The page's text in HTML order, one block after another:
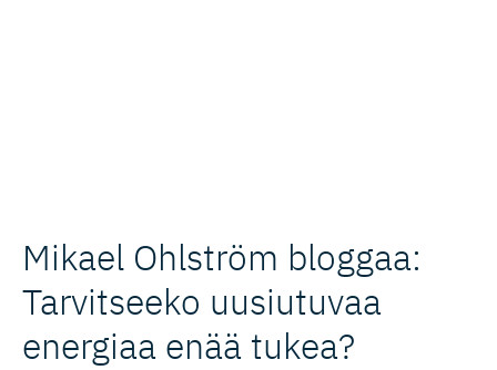
Mikael Ohlström bloggaa:
Tarvitseeko uusiutuvaa
energiaa enää tukea?